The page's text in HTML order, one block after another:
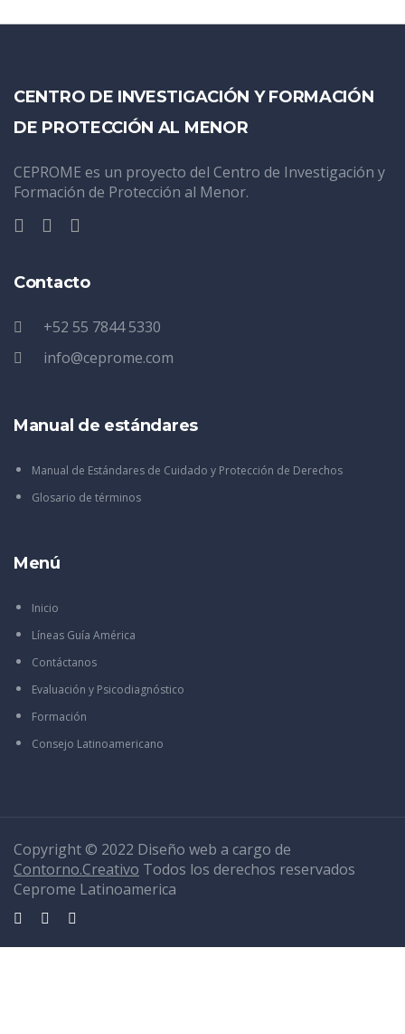
CENTRO DE INVESTIGACIÓN Y FORMACIÓN
DE PROTECCIÓN AL MENOR
CEPROME es un proyecto del Centro de Investigación y
Formación de Protección al Menor.
Contacto
+52 55 7844 5330
info@ceprome.com
Manual de estándares
Manual de Estándares de Cuidado y Protección de Derechos
Glosario de términos
Menú
Inicio
Líneas Guía América
Contáctanos
Evaluación y Psicodiagnóstico
Formación
Consejo Latinoamericano
Copyright © 2022 Diseño web a cargo de
Contorno.Creativo Todos los derechos reservados
Ceprome Latinoamerica